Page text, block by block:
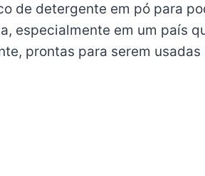
de detergente em pó para
especialmente em um país
prontas para serem usadas